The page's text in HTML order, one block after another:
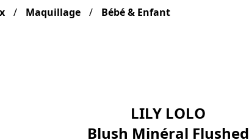
Maquillage Bébé & Enfant
LILY LOLO
Blush Minéral Flushed